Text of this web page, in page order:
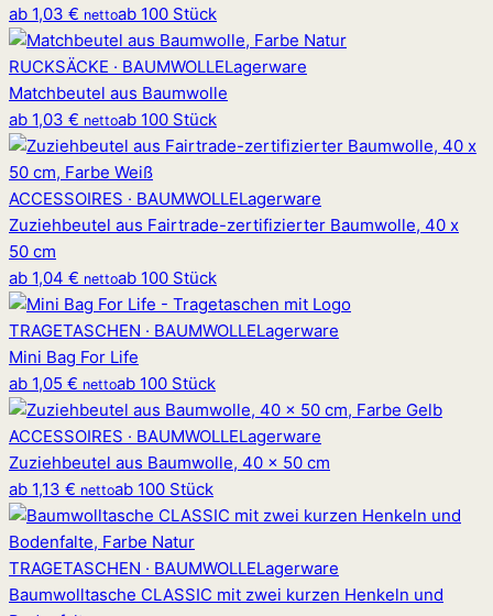
ab 1,03 € nettoab 100 Stück
RUCKSÄCKE · BAUMWOLLELagerware
Matchbeutel aus Baumwolle
ab 1,03 € nettoab 100 Stück
ACCESSOIRES · BAUMWOLLELagerware
Zuziehbeutel aus Fairtrade-zertifizierter Baumwolle, 40 x
50 cm
ab 1,04 € nettoab 100 Stück
TRAGETASCHEN · BAUMWOLLELagerware
Mini Bag For Life
ab 1,05 € nettoab 100 Stück
ACCESSOIRES · BAUMWOLLELagerware
Zuziehbeutel aus Baumwolle, 40 x 50 cm
ab 1,13 € nettoab 100 Stück
TRAGETASCHEN · BAUMWOLLELagerware
Baumwolltasche CLASSIC mit zwei kurzen Henkeln und